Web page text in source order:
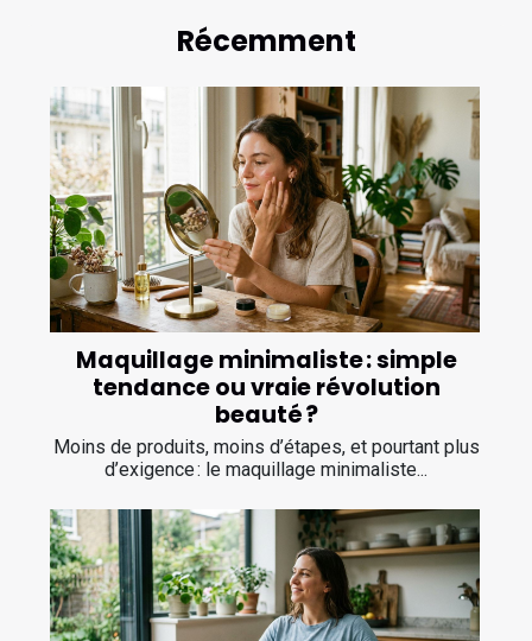
Récemment
Maquillage minimaliste : simple
tendance ou vraie révolution
beauté ?
Moins de produits, moins d’étapes, et pourtant plus
d’exigence : le maquillage minimaliste...